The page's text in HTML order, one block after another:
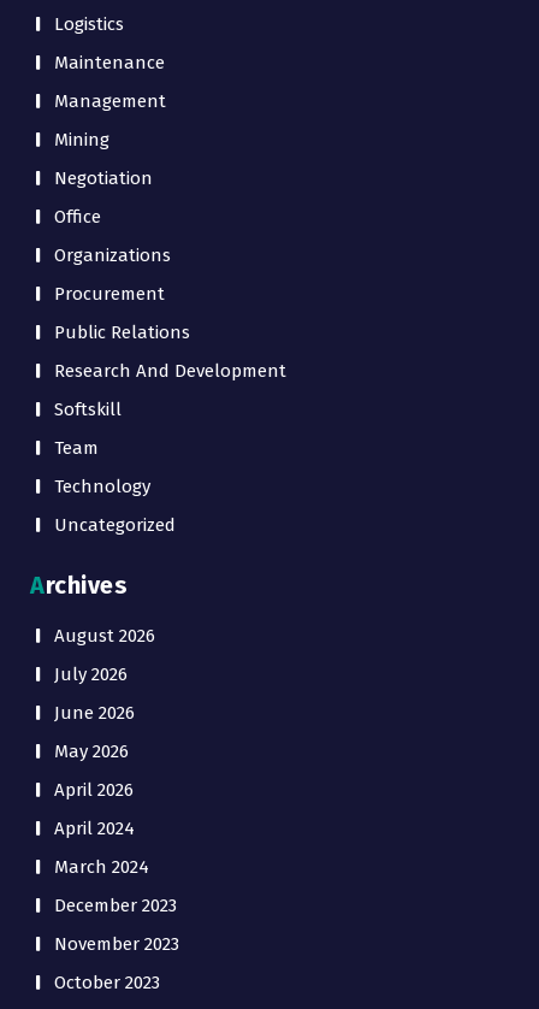
Logistics
Maintenance
Management
Mining
Negotiation
Office
Organizations
Procurement
Public Relations
Research And Development
Softskill
Team
Technology
Uncategorized
Archives
August 2026
July 2026
June 2026
May 2026
April 2026
April 2024
March 2024
December 2023
November 2023
October 2023